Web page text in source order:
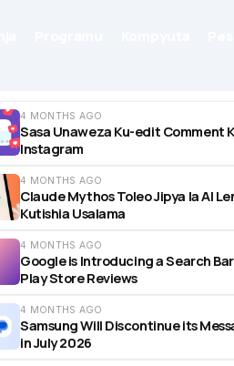
4 MONTHS AGO
Sasa Unaweza Ku-edit Comment
Instagram
4 MONTHS AGO
Claude Mythos Toleo Jipya la AI
Kutishia Usalama
4 MONTHS AGO
Google is Introducing a Search
Play Store Reviews
4 MONTHS AGO
Samsung Will Discontinue its
in July 2026